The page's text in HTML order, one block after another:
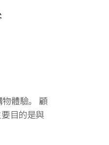
體驗。 顧
目的是與